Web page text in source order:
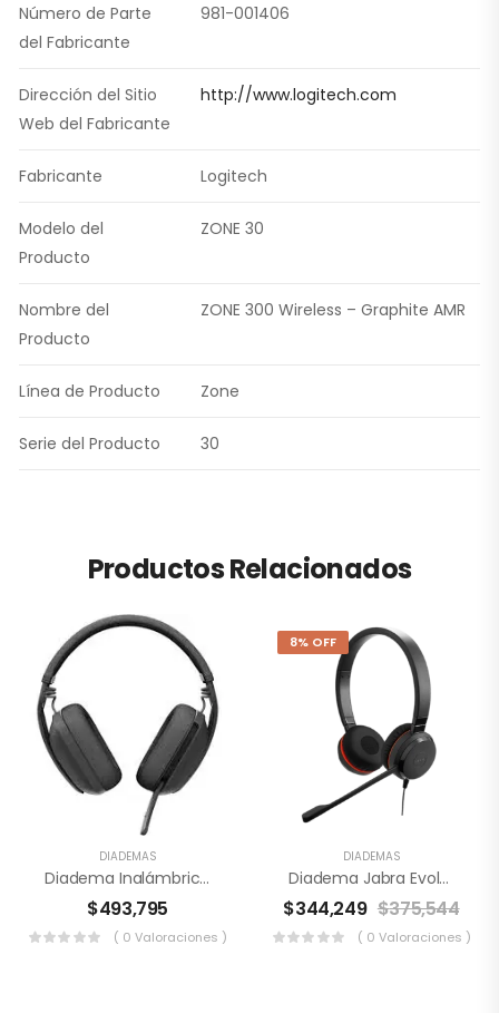
Número de Parte
del Fabricante
981-001406
Dirección del Sitio
Web del Fabricante
http://www.logitech.com
Fabricante Logitech
Modelo del
Producto
ZONE 30
Nombre del
Producto
ZONE 300 Wireless – Graphite AMR
Línea de Producto Zone
Serie del Producto 30
Productos Relacionados
DIADEMAS
Diadema Inalámbrica Logitech Vibe 100
$493,795
( 0 Valoraciones )
8% OFF
DIADEMAS
Diadema Jabra Evolve 30 II Duo MS
$344,249 $375,544
( 0 Valoraciones )